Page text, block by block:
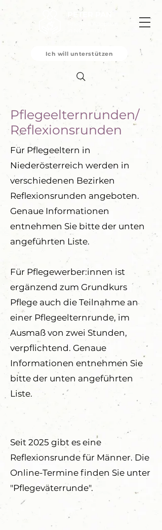
PETER PAN
Pflege & Adoption
in NÖ G.m.b.H
Ich will unterstützen
Pflegeelternrunden/
Reflexionsrunden
Für Pflegeeltern in
Niederösterreich werden in
verschiedenen Bezirken
Reflexionsrunden angeboten.
Genaue Informationen
entnehmen Sie bitte der unten
angeführten Liste.
Für Pflegewerber:innen ist
ergänzend zum Grundkurs
Pflege auch die Teilnahme an
einer Pflegeelternrunde, im
Ausmaß von zwei Stunden,
verpflichtend. Genaue
Informationen entnehmen Sie
bitte der unten angeführten
Liste.
Seit 2025 gibt es eine
Reflexionsrunde für Männer. Die
Online-Termine finden Sie unter
"Pflegeväterrunde".